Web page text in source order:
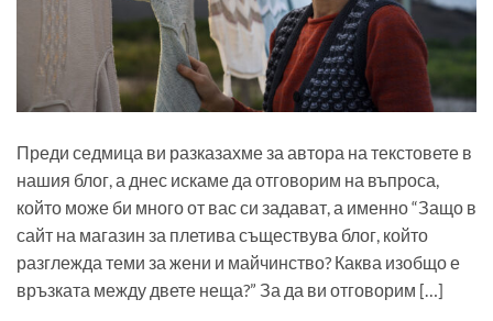
Преди седмица ви разказахме за автора на текстовете в
нашия блог, а днес искаме да отговорим на въпроса,
който може би много от вас си задават, а именно “Защо в
сайт на магазин за плетива съществува блог, който
разглежда теми за жени и майчинство? Каква изобщо е
връзката между двете неща?” За да ви отговорим […]